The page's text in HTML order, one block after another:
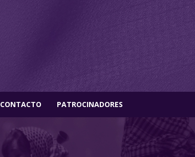
CONTACTO PATROCINADORES